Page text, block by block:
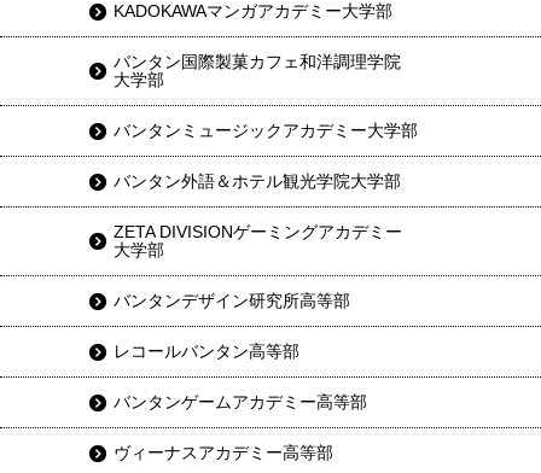
KADOKAWAマンガアカデミー大学部
バンタン国際製菓カフェ和洋調理学院
大学部
バンタンミュージックアカデミー大学部
バンタン外語＆ホテル観光学院大学部
ZETA DIVISIONゲーミングアカデミー
大学部
バンタンデザイン研究所高等部
レコールバンタン高等部
バンタンゲームアカデミー高等部
ヴィーナスアカデミー高等部